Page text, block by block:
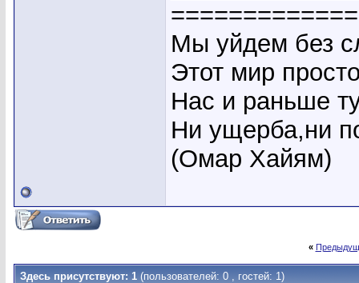
Мы уйдем без
Этот мир
Нас и раньше
Ни ущерба,ни
(Омар Хайям)
«
Здесь присутствуют: 1 (пользователей: 0 , гостей: 1)